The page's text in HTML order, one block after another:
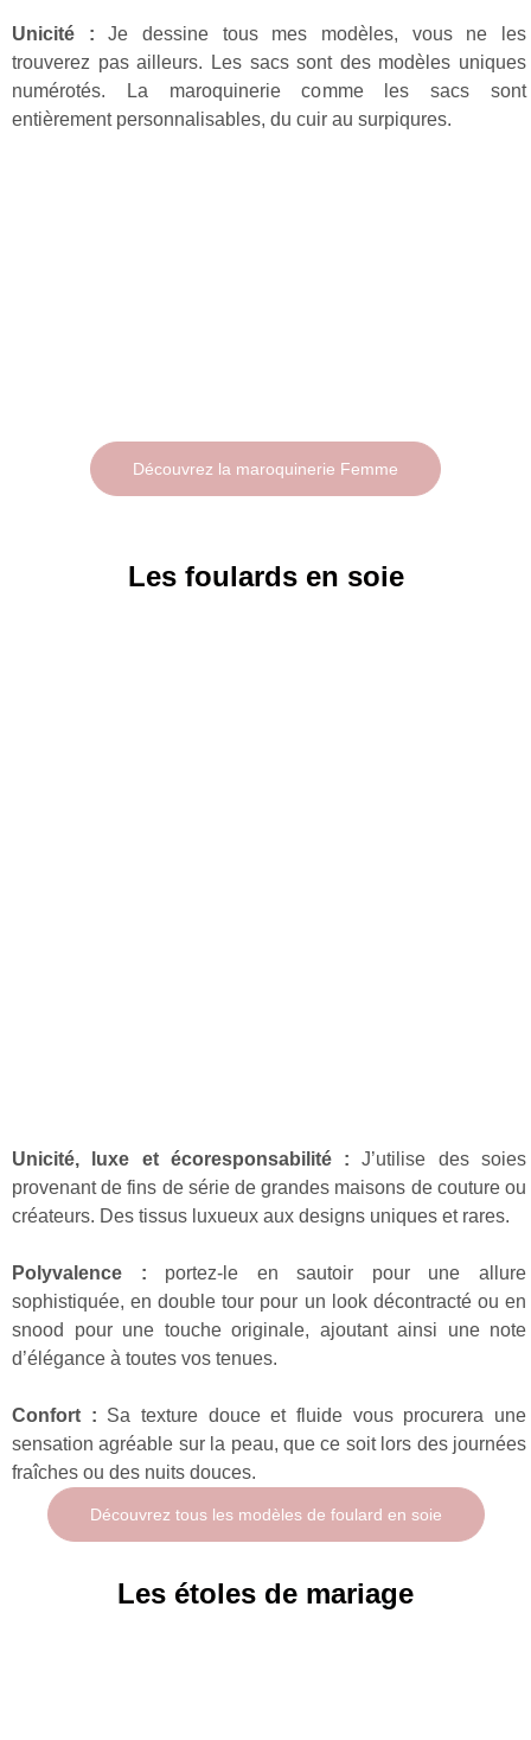
Unicité : Je dessine tous mes modèles, vous ne les
trouverez pas ailleurs. Les sacs sont des modèles uniques
numérotés. La maroquinerie comme les sacs sont
entièrement personnalisables, du cuir au surpiqures.
Découvrez la maroquinerie Femme
Les foulards en soie
Unicité, luxe et écoresponsabilité : J’utilise des soies
provenant de fins de série de grandes maisons de couture ou
créateurs. Des tissus luxueux aux designs uniques et rares.
Polyvalence : portez-le en sautoir pour une allure
sophistiquée, en double tour pour un look décontracté ou en
snood pour une touche originale, ajoutant ainsi une note
d’élégance à toutes vos tenues.
Confort : Sa texture douce et fluide vous procurera une
sensation agréable sur la peau, que ce soit lors des journées
fraîches ou des nuits douces.
Découvrez tous les modèles de foulard en soie
Les étoles de mariage